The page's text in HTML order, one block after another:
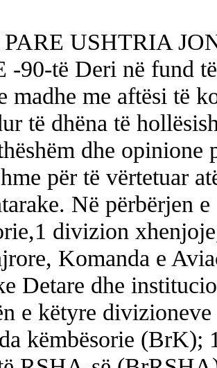
USHTRIA
90-të Deri në fund
madhe me aftësi të
të dhëna të
dhe opinione
për të vërtetuar
Në përbërjen
divizion
Komanda e
Detare dhe
e këtyre
këmbësorie (BrK);